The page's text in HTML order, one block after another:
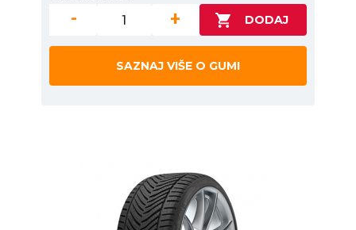
- +
SAZNAJ VIŠE O GUMI